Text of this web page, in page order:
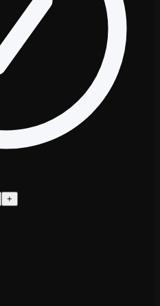
+